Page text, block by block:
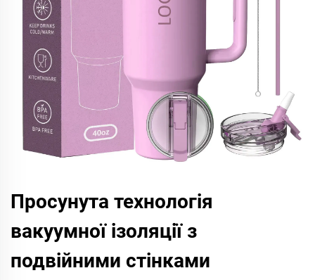
Просунута технологія
вакуумної ізоляції з
подвійними стінками